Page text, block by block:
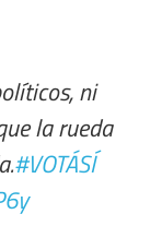
ni
la rueda
#VOTÁSÍ